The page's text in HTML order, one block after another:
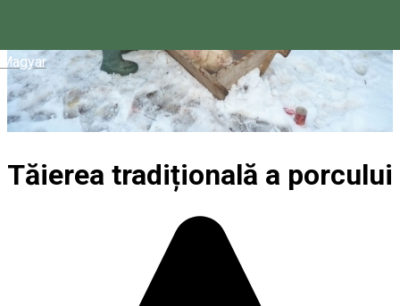
Magyar
Tăierea tradițională a porcului